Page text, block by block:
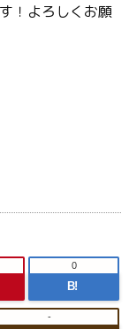
！よろしくお願
B!
0
-